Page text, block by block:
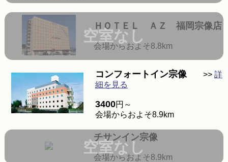
空室なし
ＨＯＴＥＬ ＡＺ 福岡宗像店
会場からおよそ8.8km
コンフォートイン宗像 >> 詳
細を見る
3400円～
会場からおよそ8.9km
空室なし
チサンイン宗像
会場からおよそ8.9km